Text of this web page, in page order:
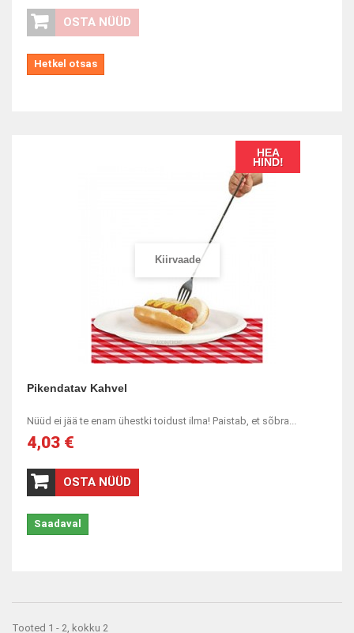
OSTA NÜÜD
Hetkel otsas
Kiirvaade
HEA
HIND!
Pikendatav Kahvel
Nüüd ei jää te enam ühestki toidust ilma! Paistab, et sõbra...
4,03 €
OSTA NÜÜD
Saadaval
Tooted 1 - 2, kokku 2